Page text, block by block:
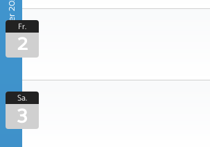
Oktober 2026Fr.
2
Sa.
3